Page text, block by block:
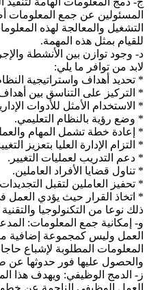
المسئولين عن جمع المعلومات
التشغيل والمعالجة لهذه
للقيام بمثل هذه المهمة.
د- وجود توازن بين الأنشطة
لابد من توافر ما يلي:
* تحديد أهداف واستراتيجية
* التركيز على التناسق بين
* الاستخدام الأمثل للأدوات
* وضع رؤية بالنظام التعليمي.
* إعادة خطة تشمل المهام
* التزام الإدارة العليا بتعزيز
* دعم التدريب لعمليات التغيير.
* تناول قضايا الأفراد العاملين.
* تحفيز العاملين لتقبل
* اتخاذ القرار حيث يؤدي
ذلك نوعا من التكنولوجيا والتقنية
و- إمكانية جمع المعلومات:
العمل وليس كمجموعة إضافية من
المعلومات المطلوبة لإشباع
والحصول عليها فور حدوثها عن
ز- الدمج الوظيفي: ويهدف هذا
العمل الوظيفي الناجمة عن